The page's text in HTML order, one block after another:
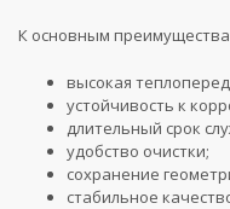
К основным
высокая
устойчивость к
длительный срок
удобство очистки;
сохранение
стабильное